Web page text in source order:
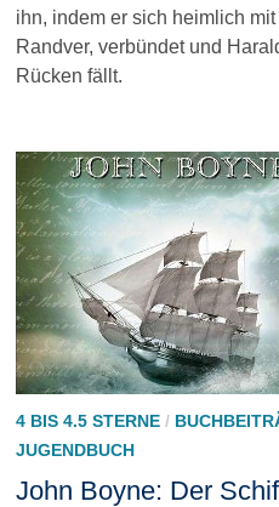
ihn, indem er sich heimlich
Randver, verbündet und
Rücken fällt.
4 BIS 4.5 STERNE/
JUGENDBUCH
John Boyne: Der